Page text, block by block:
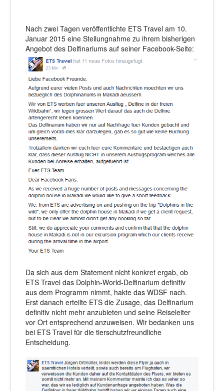
Nach zwei Tagen veröffentlichte ETS Travel am 10.
Januar 2015 eine Stellungnahme zu ihrem bisherigen
Angebot des Delfinariums auf seiner Facebook-Seite:
Da sich aus dem Statement nicht konkret ergab, ob
ETS Travel das Dolphin-World-Delfinarium definitiv
aus dem Programm nimmt, hakte das WDSF nach.
Erst danach erteilte ETS die Zusage, das Delfinarium
definitiv nicht mehr anzubieten und seine Reiseleiter
vor Ort entsprechend anzuweisen. Wir bedanken uns
bei ETS Travel für die tierschutzfreundliche
Entscheidung.